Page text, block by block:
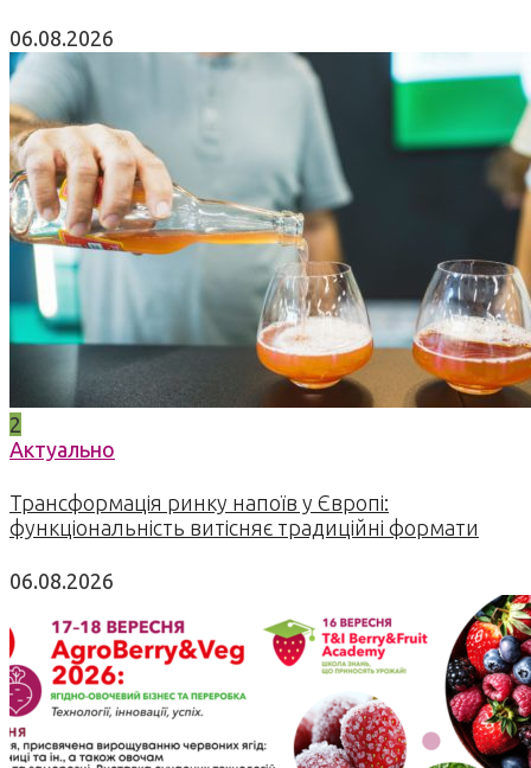
06.08.2026
2
Актуально
Трансформація ринку напоїв у Європі:
функціональність витісняє традиційні формати
06.08.2026